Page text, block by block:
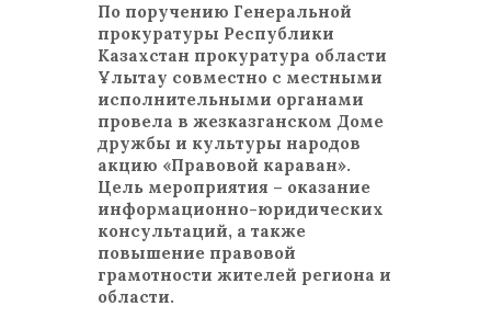
По поручению Генеральной
прокуратуры Республики
Казахстан прокуратура области
Ұлытау совместно с местными
исполнительными органами
провела в жезказганском Доме
дружбы и культуры народов
акцию «Правовой караван».
Цель мероприятия – оказание
информационно-юридических
консультаций, а также
повышение правовой
грамотности жителей региона и
области.